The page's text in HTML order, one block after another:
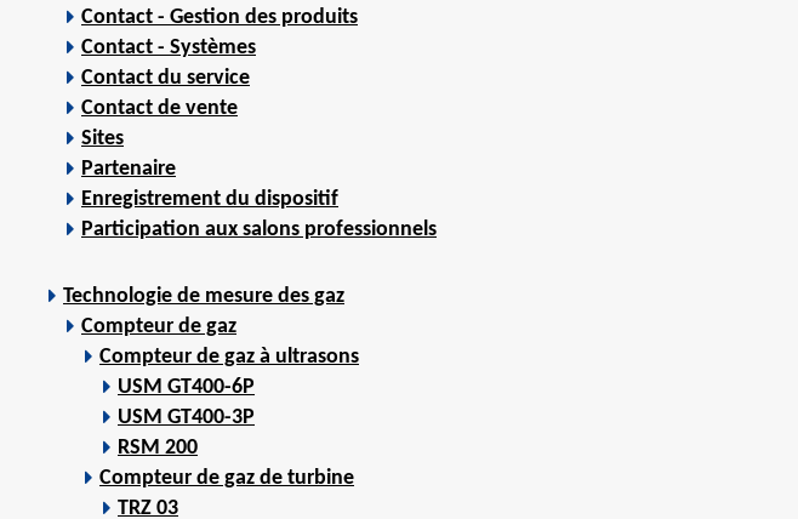
Contact - Gestion des produits
Contact - Systèmes
Contact du service
Contact de vente
Sites
Partenaire
Enregistrement du dispositif
Participation aux salons professionnels
Technologie de mesure des gaz
Compteur de gaz
Compteur de gaz à ultrasons
USM GT400-6P
USM GT400-3P
RSM 200
Compteur de gaz de turbine
TRZ 03